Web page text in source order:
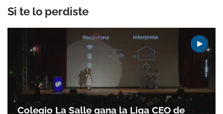
Si te lo perdiste
Colegio La Salle gana la Liga CEO de